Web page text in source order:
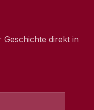
Geschichte direkt in